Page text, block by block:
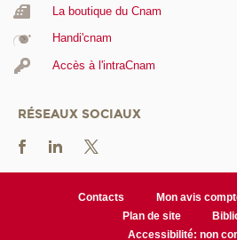
La boutique du Cnam
Handi'cnam
Accès à l'intraCnam
RÉSEAUX SOCIAUX
Contacts Mon avis
Plan de site
Accessibilité: non